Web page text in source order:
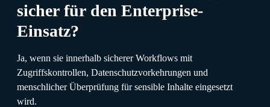
sicher für den Enterprise-
Einsatz?
Ja, wenn sie innerhalb sicherer Workflows mit
Zugriffskontrollen, Datenschutzvorkehrungen und
menschlicher Überprüfung für sensible Inhalte eingesetzt
wird.